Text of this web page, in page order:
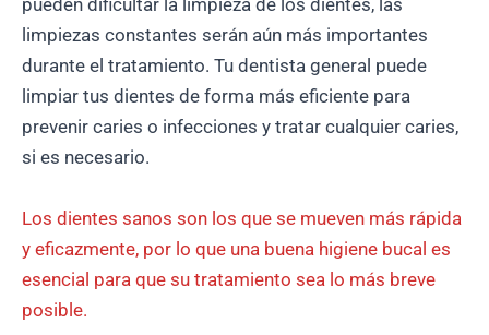
pueden dificultar la limpieza de los dientes, las
limpiezas constantes serán aún más importantes
durante el tratamiento. Tu dentista general puede
limpiar tus dientes de forma más eficiente para
prevenir caries o infecciones y tratar cualquier caries,
si es necesario.
Los dientes sanos son los que se mueven más rápida
y eficazmente, por lo que una buena higiene bucal es
esencial para que su tratamiento sea lo más breve
posible.